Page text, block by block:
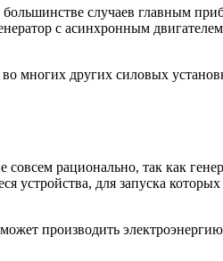
случаев главным
с асинхронным
многих других силовых
рационально, так как
устройства, для запуска
производить